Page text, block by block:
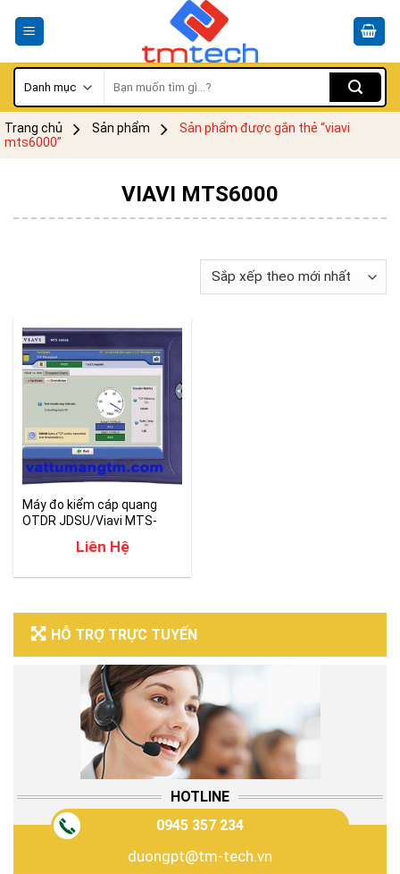
kiếm:
Trang chủ Sản phẩm
Sản phẩm được gắn thẻ “viavi
mts6000”
HỖ TRỢ TRỰC TUYẾN
HOTLINE
0945 357 234
duongpt@tm-tech.vn
VIAVI MTS6000
Máy đo kiểm cáp quang
OTDR JDSU/Viavi MTS-
Liên Hệ